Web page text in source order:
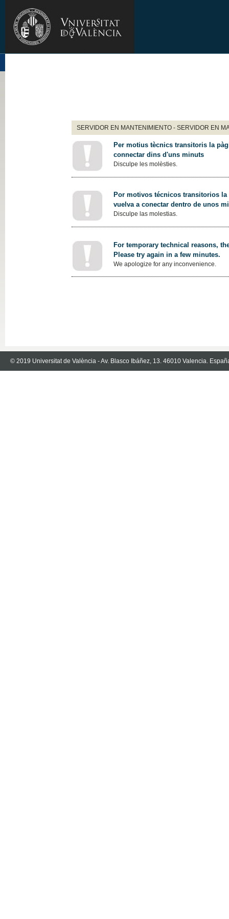
SERVIDOR EN MANTENIMIENTO - SERVIDOR EN
Per motius tècnics transitoris la
connectar dins d'uns minuts
Disculpe les molèsties.
Por motivos técnicos transitorios
vuelva a conectar dentro de unos
Disculpe las molestias.
For temporary technical reasons,
Please try again in a few minutes.
We apologize for any inconvenience.
© 2019 Universitat de València - Av. Blasco Ibáñez, 13. 46010 Valencia.